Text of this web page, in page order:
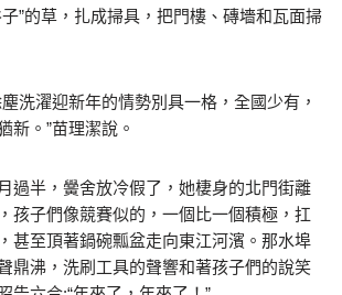
”的草，扎成掃具，把門樓、磚墻和瓦面掃
洗濯迎新年的情勢別具一格，全國少有，
新。”苗理潔說。
過半，黌舍放冷假了，她棲身的北門街離
孩子們像競賽似的，一個比一個積極，扛
甚至頂著鍋碗瓢盆走向東江河濱。那水埠
鼎沸，洗刷工具的聲響和著孩子們的說笑